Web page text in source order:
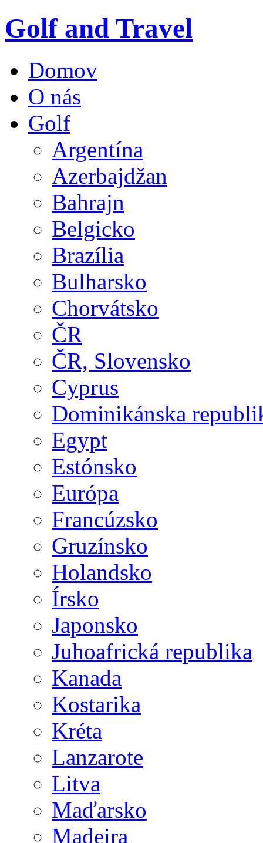
Golf and Travel
Domov
O nás
Golf
Argentína
Azerbajdžan
Bahrajn
Belgicko
Brazília
Bulharsko
Chorvátsko
ČR
ČR, Slovensko
Cyprus
Dominikánska
Egypt
Estónsko
Európa
Francúzsko
Gruzínsko
Holandsko
Írsko
Japonsko
Juhoafrická republika
Kanada
Kostarika
Kréta
Lanzarote
Litva
Maďarsko
Madeira